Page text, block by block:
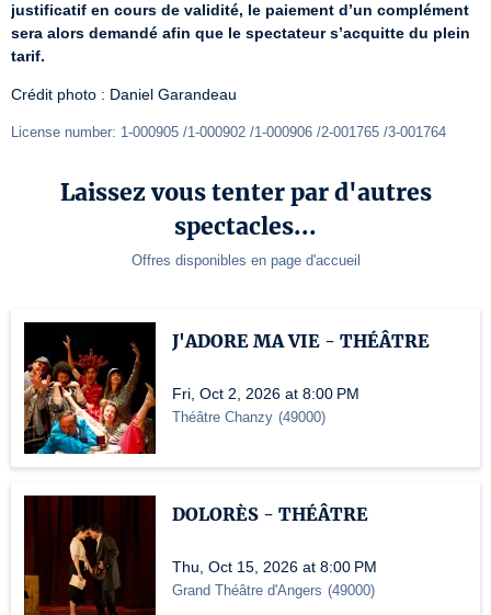
justificatif en cours de validité, le paiement d’un complément
sera alors demandé afin que le spectateur s’acquitte du plein
tarif.
Crédit photo : Daniel Garandeau
License number: 1-000905 /1-000902 /1-000906 /2-001765 /3-001764
Laissez vous tenter par d'autres
spectacles...
Offres disponibles en page d'accueil
J'ADORE MA VIE - THÉÂTRE
Fri, Oct 2, 2026 at 8:00 PM
Théâtre Chanzy (49000)
DOLORÈS - THÉÂTRE
Thu, Oct 15, 2026 at 8:00 PM
Grand Théâtre d'Angers (49000)